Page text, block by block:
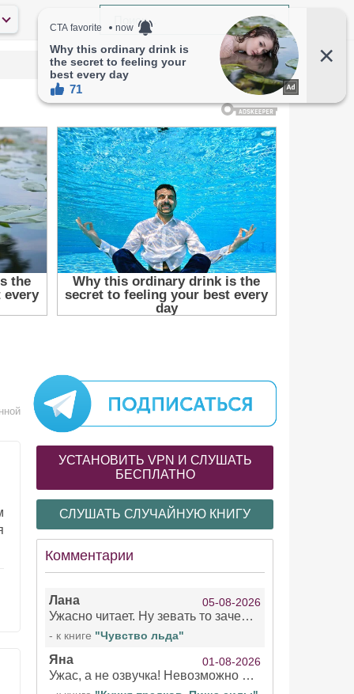
УСТАНОВИТЬ VPN И СЛУШАТЬ
БЕСПЛАТНО
СЛУШАТЬ СЛУЧАЙНУЮ КНИГУ
Комментарии
Лана 05-08-2026
Ужасно читает. Ну зевать то зачем. Уже не говорю, что ударения ставит, как хочет.
- к книге "Чувство льда"
Яна 01-08-2026
Ужас, а не озвучка! Невозможно вникать в смысл текста из за кривляний чтеца